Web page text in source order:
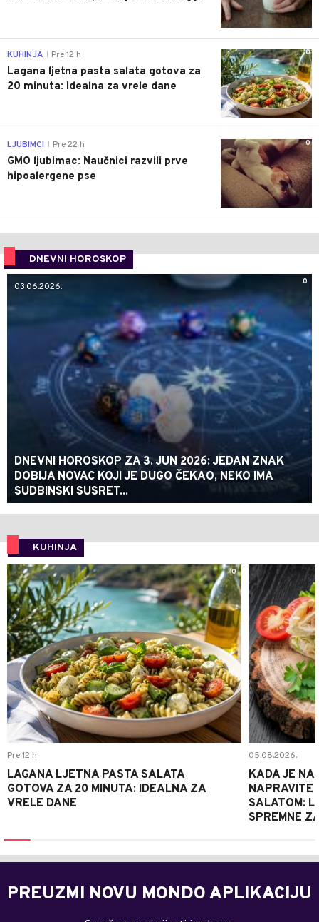
0
KUHINJA Pre 12 h
Lagana ljetna pasta salata gotova za
20 minuta: Idealna za vrele dane
0
LJUBIMCI Pre 22 h
GMO ljubimac: Naučnici razvili prve
hipoalergene pse
DNEVNI HOROSKOP
0
03.06.2026.
DNEVNI HOROSKOP ZA 3. JUN 2026: JEDAN ZNAK
DOBIJA NOVAC KOJI JE DUGO ČEKAO, NEKO IMA
SUDBINSKI SUSRET...
KUHINJA
0
Pre 12 h
LAGANA LJETNA PASTA SALATA
GOTOVA ZA 20 MINUTA: IDEALNA ZA
VRELE DANE
05.08.2026.
KADA JE
NAPRAVITE
SALATOM:
SPREMNE
PREUZMI NOVU MONDO APLIKACIJU